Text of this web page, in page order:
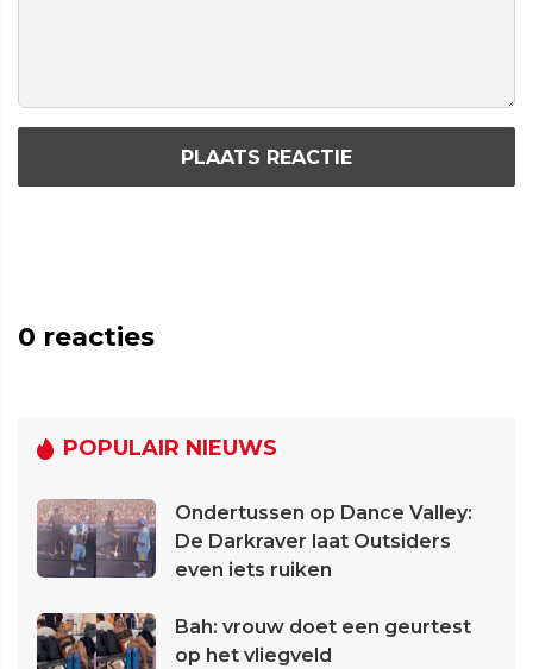
PLAATS REACTIE
0 reacties
POPULAIR NIEUWS
Ondertussen op Dance Valley:
De Darkraver laat Outsiders
even iets ruiken
Bah: vrouw doet een geurtest
op het vliegveld